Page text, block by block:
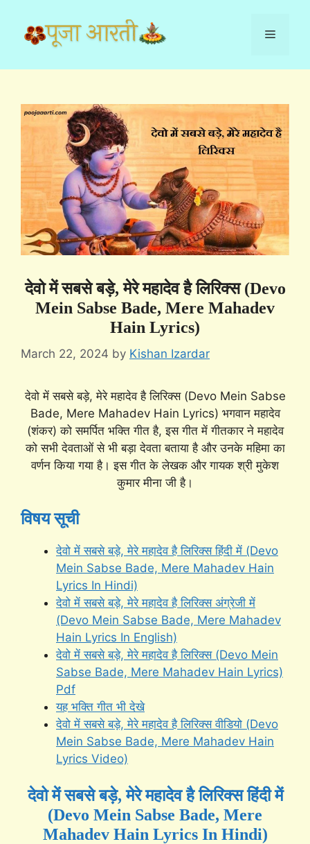
content
Menu
देवो में सबसे बड़े, मेरे महादेव है लिरिक्स (Devo
Mein Sabse Bade, Mere Mahadev
Hain Lyrics)
March 22, 2024 by Kishan Izardar
देवो में सबसे बड़े, मेरे महादेव है लिरिक्स (Devo Mein Sabse
Bade, Mere Mahadev Hain Lyrics) भगवान महादेव
(शंकर) को समर्पित भक्ति गीत है, इस गीत में गीतकार ने महादेव
को सभी देवताओं से भी बड़ा देवता बताया है और उनके महिमा का
वर्णन किया गया है। इस गीत के लेखक और गायक श्री मुकेश
कुमार मीना जी है।
विषय सूची
देवो में सबसे बड़े, मेरे महादेव है लिरिक्स हिंदी में (Devo
Mein Sabse Bade, Mere Mahadev Hain
Lyrics In Hindi)
देवो में सबसे बड़े, मेरे महादेव है लिरिक्स अंग्रेजी में
(Devo Mein Sabse Bade, Mere Mahadev
Hain Lyrics In English)
देवो में सबसे बड़े, मेरे महादेव है लिरिक्स (Devo Mein
Sabse Bade, Mere Mahadev Hain Lyrics)
Pdf
यह भक्ति गीत भी देखे
देवो में सबसे बड़े, मेरे महादेव है लिरिक्स वीडियो (Devo
Mein Sabse Bade, Mere Mahadev Hain
Lyrics Video)
देवो में सबसे बड़े, मेरे महादेव है लिरिक्स हिंदी में
(Devo Mein Sabse Bade, Mere
Mahadev Hain Lyrics In Hindi)